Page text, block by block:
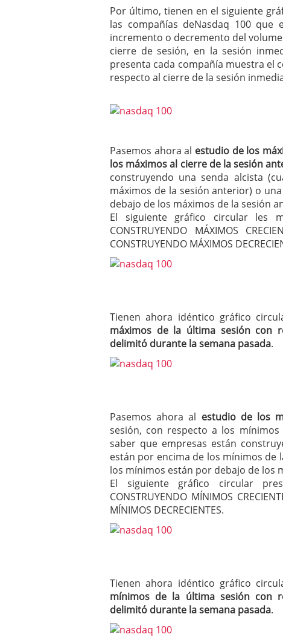
Por último, tienen en el siguiente
las compañías deNasdaq 100
incremento o decremento del
cierre de sesión, en la sesión
presenta cada compañía muestra el
respecto al cierre de la sesión
Pasemos ahora al estudio de los
los máximos al cierre de la sesión
construyendo una senda alcista
máximos de la sesión anterior) o
debajo de los máximos de la sesión
El siguiente gráfico circular les
CONSTRUYENDO MÁXIMOS
CONSTRUYENDO MÁXIMOS
Tienen ahora idéntico gráfico
máximos de la última sesión con
delimitó durante la semana pasada.
Pasemos ahora al estudio de los
sesión, con respecto a los
saber que empresas están
están por encima de los mínimos de
los mínimos están por debajo de los
El siguiente gráfico circular
CONSTRUYENDO MÍNIMOS
MÍNIMOS DECRECIENTES.
Tienen ahora idéntico gráfico
mínimos de la última sesión con
delimitó durante la semana pasada.